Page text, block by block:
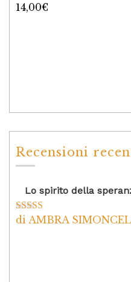
Valutato
14,00€
Recensioni
Lo spirito della
Valutato5su
di AMBRA